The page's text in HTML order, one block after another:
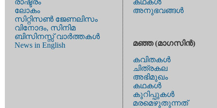
രാഷ്ട്രം
ലോകം
സിറ്റിസണ്‍ ജേണലിസം
വിനോദം, സിനിമ
ബിസിനസ്സ് വാര്‍ത്തകള്‍
News in English
കഥകള്‍
അനുഭവങ്ങള്‍
മഞ്ഞ (മാഗസിന്‍)
കവിതകള്‍
ചിത്രകല
അഭിമുഖം
കഥകള്‍
കുറിപ്പുകള്‍
മരമെഴുതുന്നത്